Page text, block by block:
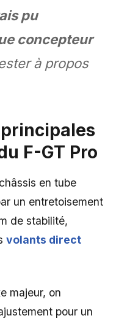
pu
concepteur
à propos
F-GT Pro
en tube
un entretoisement
de stabilité,
volants direct
majeur, on
pour un